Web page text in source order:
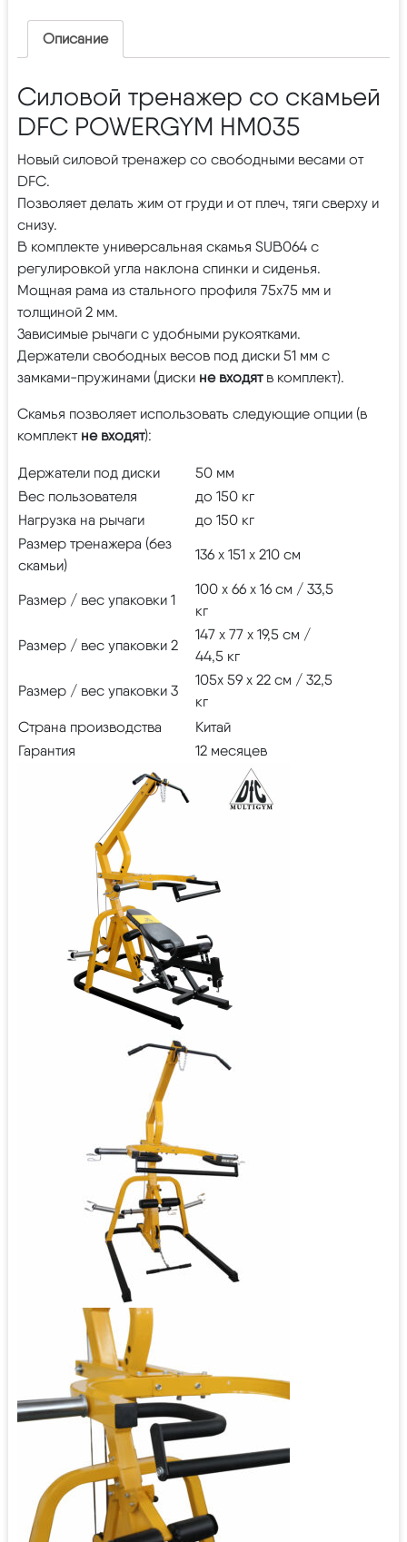
Описание
Силовой тренажер со скамьей
DFC POWERGYM HM035
Новый силовой тренажер со свободными весами от
DFC.
Позволяет делать жим от груди и от плеч, тяги сверху и
снизу.
В комплекте универсальная скамья SUB064 с
регулировкой угла наклона спинки и сиденья.
Мощная рама из стального профиля 75х75 мм и
толщиной 2 мм.
Зависимые рычаги с удобными рукоятками.
Держатели свободных весов под диски 51 мм с
замками-пружинами (диски не входятв комплект).
Скамья позволяет использовать следующие опции (в
комплект не входят):
Держатели под диски
50 мм
Вес пользователя
до 150 кг
Нагрузка на рычаги
до 150 кг
Размер тренажера (без
скамьи)
136 х 151 х 210 см
Размер / вес упаковки 1
100 х 66 х 16 см / 33,5
кг
Размер / вес упаковки 2
147 х 77 х 19,5 см /
44,5 кг
Размер / вес упаковки 3
105х 59 х 22 см / 32,5
кг
Страна производства
Китай
Гарантия
12 месяцев